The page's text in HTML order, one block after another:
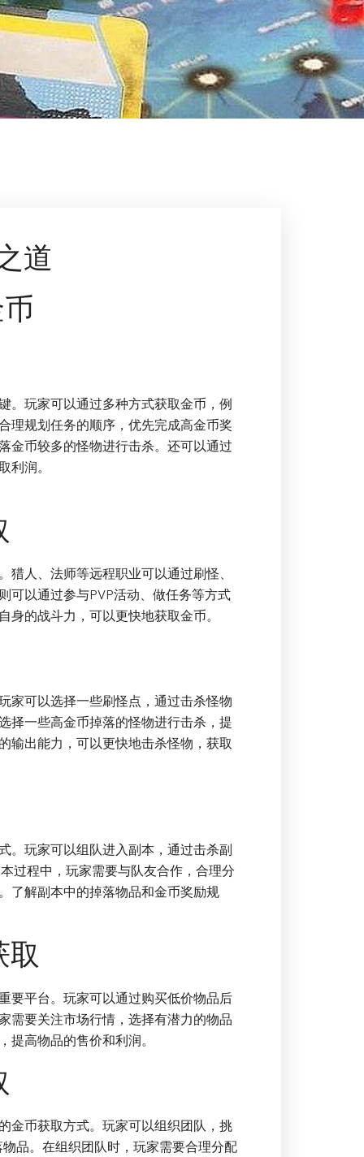
道
。玩家可以通过多种方式获取金币，例
理规划任务的顺序，优先完成高金币奖
金币较多的怪物进行击杀。还可以通过
利润。
人、法师等远程职业可以通过刷怪、
可以通过参与PVP活动、做任务等方式
的战斗力，可以更快地获取金币。
家可以选择一些刷怪点，通过击杀怪物
择一些高金币掉落的怪物进行击杀，提
输出能力，可以更快地击杀怪物，获取
。玩家可以组队进入副本，通过击杀副
过程中，玩家需要与队友合作，合理分
了解副本中的掉落物品和金币奖励规
取
要平台。玩家可以通过购买低价物品后
需要关注市场行情，选择有潜力的物品
高物品的售价和利润。
金币获取方式。玩家可以组织团队，挑
品。在组织团队时，玩家需要合理分配